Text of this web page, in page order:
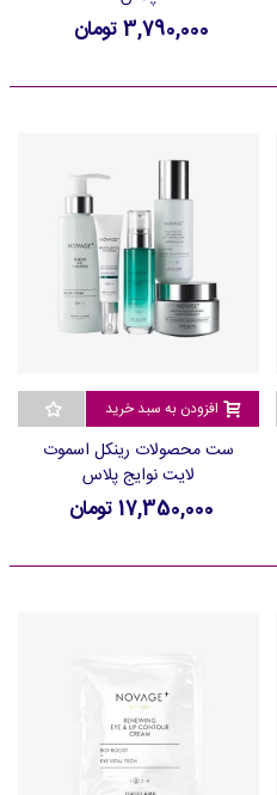
3,790,000 تومان
افزودن به سبد خرید
ست محصولات رینکل اسموت
لایت نوایج پلاس
17,350,000 تومان